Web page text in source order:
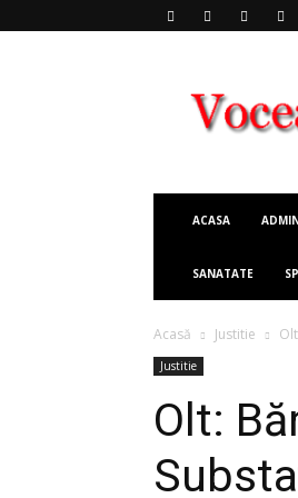
Olteniei
ACASA
SANATATE
Acasă Justitie
Justitie
Olt: